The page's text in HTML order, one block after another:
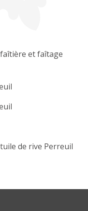
et faîtage
de rive Perreuil